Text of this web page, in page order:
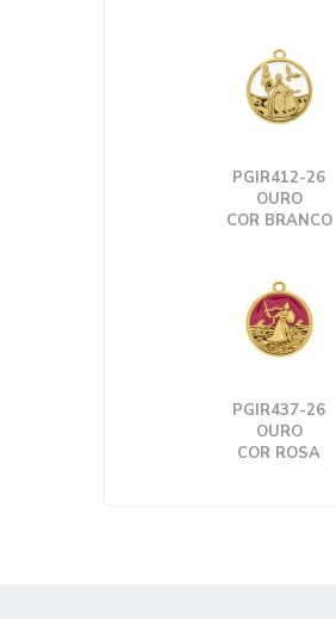
PGIR412-26
OURO
COR BRANCO
PGIR437-26
OURO
COR ROSA